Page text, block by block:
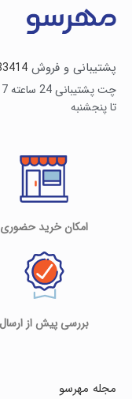
پشتیبانی و فروش
تا پنجشنبه
امکان خرید حضوری
بررسی پیش از ارسال
مجله مهرسو